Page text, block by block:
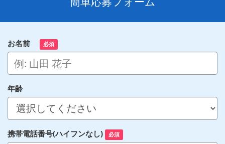
お名前 必須
年齢
携帯電話番号(ハイフンなし) 必須